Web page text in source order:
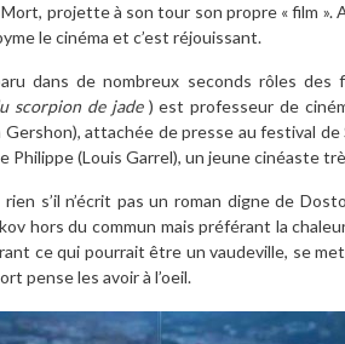
projette à son tour son propre « film ».
le cinéma et c’est réjouissant.
dans de nombreux seconds rôles des
scorpion de jade ) est professeur de
Gershon), attachée de presse au festival
Philippe (Louis Garrel), un jeune cinéaste
s’il n’écrit pas un roman digne de
hors du commun mais préférant la
ce qui pourrait être un vaudeville, se
pense les avoir à l’oeil.